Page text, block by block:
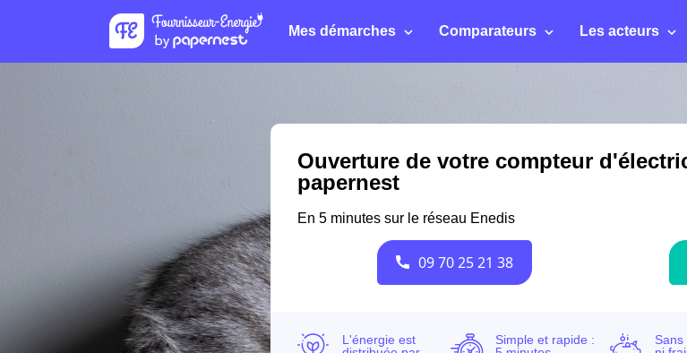
Mes démarches Comparateurs Les acteurs